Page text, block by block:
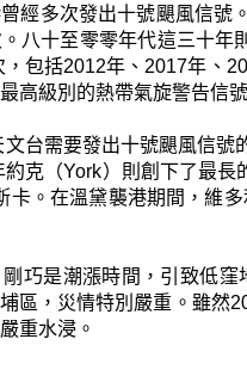
經多次發出十號颶風信號
八十至零零年代這三十年
包括2012年、2017年、
高級別的熱帶氣旋警告信號
文台需要發出十號颶風信
克（York）則創下了最
卡。在溫黛襲港期間，維
巧是潮漲時間，引致低
區，災情特別嚴重。雖然
重水浸。